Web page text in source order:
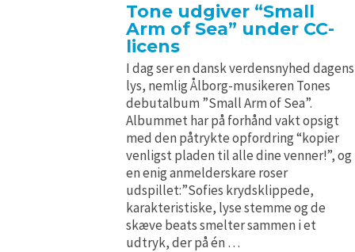
Tone udgiver “Small
Arm of Sea” under CC-
licens
I dag ser en dansk verdensnyhed dagens
lys, nemlig Ålborg-musikeren Tones
debutalbum ”Small Arm of Sea”.
Albummet har på forhånd vakt opsigt
med den påtrykte opfordring “kopier
venligst pladen til alle dine venner!”, og
en enig anmelderskare roser
udspillet:”Sofies krydsklippede,
karakteristiske, lyse stemme og de
skæve beats smelter sammen i et
udtryk, der på én …